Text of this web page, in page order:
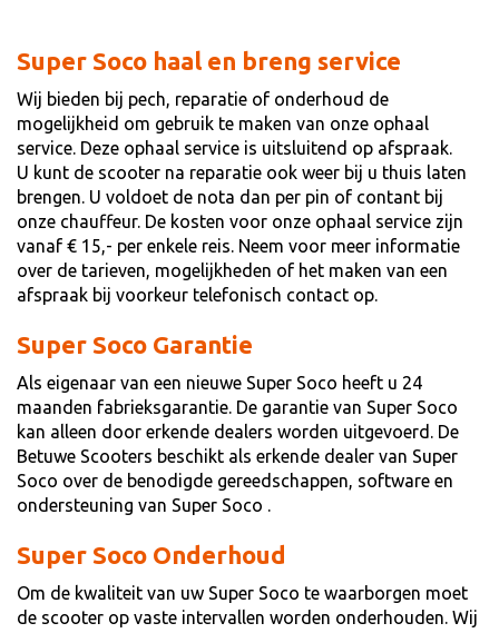
Super Soco haal en breng service
Wij bieden bij pech, reparatie of onderhoud de
mogelijkheid om gebruik te maken van onze ophaal
service. Deze ophaal service is uitsluitend op afspraak.
U kunt de scooter na reparatie ook weer bij u thuis laten
brengen. U voldoet de nota dan per pin of contant bij
onze chauffeur. De kosten voor onze ophaal service zijn
vanaf € 15,- per enkele reis. Neem voor meer informatie
over de tarieven, mogelijkheden of het maken van een
afspraak bij voorkeur telefonisch contact op.
Super Soco Garantie
Als eigenaar van een nieuwe Super Soco heeft u 24
maanden fabrieksgarantie. De garantie van Super Soco
kan alleen door erkende dealers worden uitgevoerd. De
Betuwe Scooters beschikt als erkende dealer van Super
Soco over de benodigde gereedschappen, software en
ondersteuning van Super Soco .
Super Soco Onderhoud
Om de kwaliteit van uw Super Soco te waarborgen moet
de scooter op vaste intervallen worden onderhouden. Wij